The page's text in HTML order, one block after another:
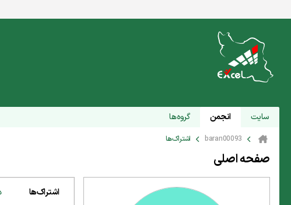
سایت انجمن گروه‌ها
baran00093 اشتراک‌ها
صفحه اصلی
اشتراک‌ها